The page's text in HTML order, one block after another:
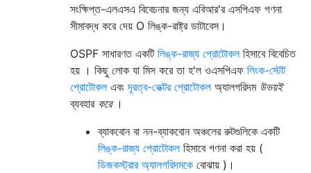
সংক্ষিপ্ত-এলএসএ বিবেচনার জন্য এবিআর'র এসপিএফ গণনা
সীমাবদ্ধ করে দেয় O লিঙ্ক-রাষ্ট্র ডাটাবেস।
OSPF সাধারণত একটি লিঙ্ক-রাজ্য প্রোটোকলহিসাবে বিবেচিত
হয় । কিছু লোক যা মিস করে তা হ'ল ওএসপিএফ লিংক-স্টেট
প্রোটোকলএবংদূরত্ব-ভেক্টর প্রোটোকলঅ্যালগরিদম উভয়ই
ব্যবহার করে।
ব্যাকবোন বা নন-ব্যাকবোন অঞ্চলের রুটগুলিকে একটি
লিঙ্ক-রাজ্য প্রোটোকলহিসাবে গণনা করা হয় (
ডিজকস্ট্রার অ্যালগরিদমকে বোঝায় )।